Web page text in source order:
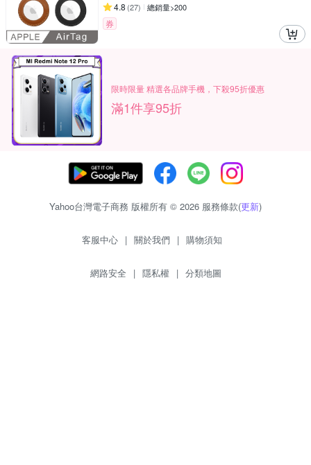
4.8 (27) 總銷量>200
券
限時限量 精選各品牌手機，下殺95折優惠
滿1件享95折
Yahoo台灣電子商務 版權所有 © 2026 服務條款(更新)
客服中心 | 關於我們 | 購物須知
網路安全 | 隱私權 | 分類地圖